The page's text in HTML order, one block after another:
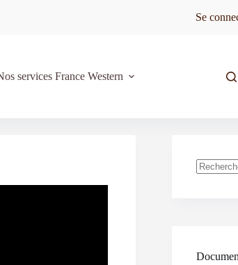
Se
services France Western